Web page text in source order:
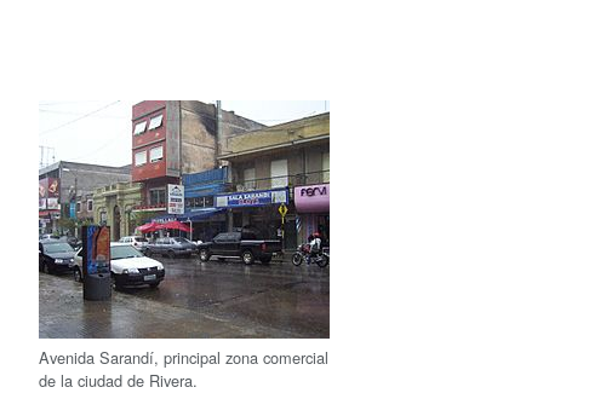
Avenida Sarandí, principal zona comercial
de la ciudad de Rivera.